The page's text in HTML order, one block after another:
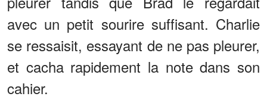
avec un petit sourire suffisant. Charlie
se ressaisit, essayant de ne pas pleurer,
et cacha rapidement la note dans son
cahier.